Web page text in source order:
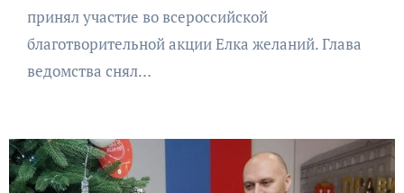
принял участие во всероссийской
благотворительной акции Елка желаний. Глава
ведомства снял…